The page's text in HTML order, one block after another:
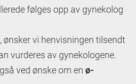
følges opp av gynekolog
, ønsker vi henvisningen tilsendt
vurderes av gynekologene.
ved ønske om en ø-